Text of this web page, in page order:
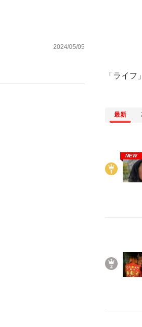
2024/05/05
「ライ
最新
NEW